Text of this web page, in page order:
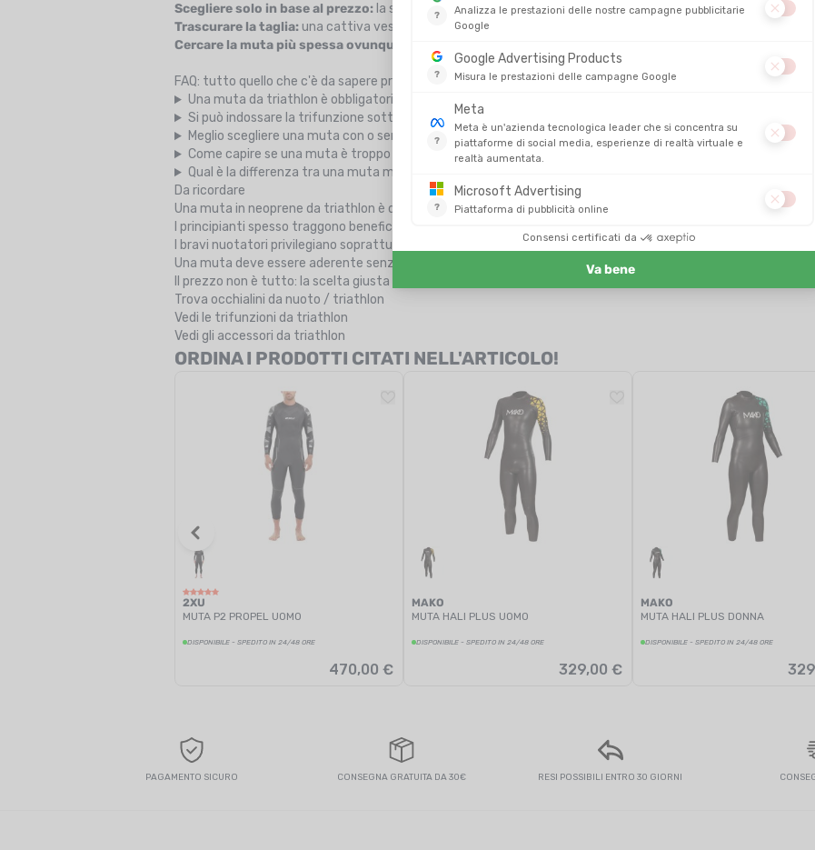
Scegliere solo in base al prezzo: la scelta giusta dipende soprattutto dal tuo livello di nuoto.
Trascurare la taglia: una cattiva vestibilità rovina totalmente il comfort.
Cercare la muta più spessa ovunque:
FAQ: tutto quello che c'è da sapere prima di scegliere la muta in neoprene da triathlon
Una muta da triathlon è obbligatoria?
Si può indossare la trifunzione sotto la muta in neoprene?
Meglio scegliere una muta con o senza maniche?
Come capire se una muta è troppo piccola?
Qual è la differenza tra una muta molto galleggiante e una muta elastica?
Da ricordare
Una muta in neoprene da triathlon è diversa da una muta da surf, da swimrun o da acque libere.
I principianti spesso traggono beneficio da una muta con tanto galleggiamento.
I bravi nuotatori privilegiano soprattutto l'elasticità.
Una muta deve essere aderente senza essere troppo stretta.
Il prezzo non è tutto: la scelta giusta dipende soprattutto dal tuo livello e dalla tua tecnica di nuoto.
Trova occhialini da nuoto / triathlon
Vedi le trifunzioni da triathlon
Vedi gli accessori da triathlon
ORDINA I PRODOTTI CITATI NELL'ARTICOLO!
2XU
MUTA P2 PROPEL UOMO
DISPONIBILE - SPEDITO IN 24/48 ORE
470,00 €
MAKO
MUTA HALI PLUS UOMO
DISPONIBILE - SPEDITO IN 24/48 ORE
329,00 €
MAKO
MUTA HALI PLUS DONNA
DISPONIBILE - SPEDITO IN 24/48 ORE
PAGAMENTO SICURO CONSEGNA GRATUITA DA 30€ RESI POSSIBILI ENTRO 30 GIORNI